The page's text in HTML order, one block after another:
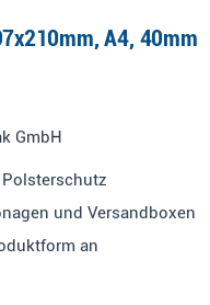
A4, 40mm
GmbH
und Versandboxen
an